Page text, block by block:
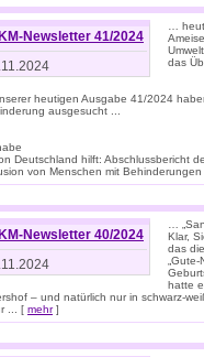
Newsletter 41/2024
…
das
heutigen Ausgabe 41/2024
ausgesucht ...
Deutschland hilft: Abschlussbericht
von Menschen mit
Newsletter 40/2024
…
Klar,
das
hatte
– und natürlich nur in schwarz-
... [ mehr]